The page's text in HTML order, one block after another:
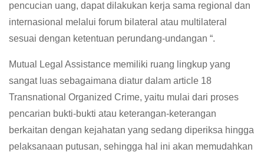
pencucian uang, dapat dilakukan kerja sama regional dan
internasional melalui forum bilateral atau multilateral
sesuai dengan ketentuan perundang-undangan “.
Mutual Legal Assistance memiliki ruang lingkup yang
sangat luas sebagaimana diatur dalam article 18
Transnational Organized Crime, yaitu mulai dari proses
pencarian bukti-bukti atau keterangan-keterangan
berkaitan dengan kejahatan yang sedang diperiksa hingga
pelaksanaan putusan, sehingga hal ini akan memudahkan